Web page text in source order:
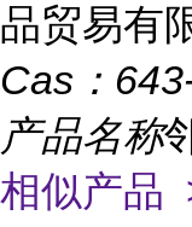
品贸易有
Cas：
产品名称
相似产品